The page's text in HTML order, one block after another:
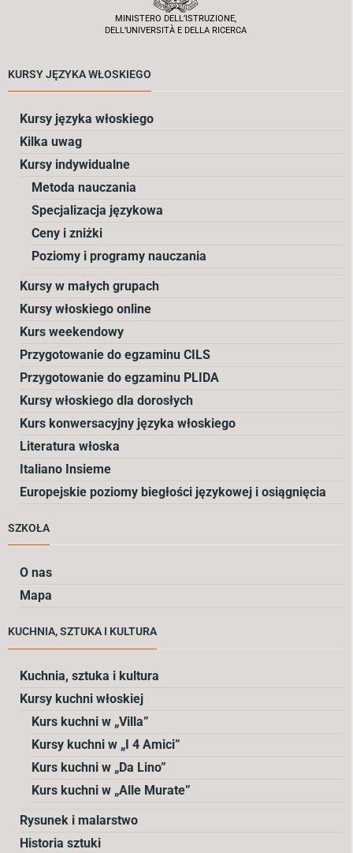
MINISTERO DELL’ISTRUZIONE,
DELL’UNIVERSITÀ E DELLA RICERCA
KURSY JĘZYKA WŁOSKIEGO
Kursy języka włoskiego
Kilka uwag
Kursy indywidualne
Metoda nauczania
Specjalizacja językowa
Ceny i zniżki
Poziomy i programy nauczania
Kursy w małych grupach
Kursy włoskiego online
Kurs weekendowy
Przygotowanie do egzaminu CILS
Przygotowanie do egzaminu PLIDA
Kursy włoskiego dla dorosłych
Kurs konwersacyjny języka włoskiego
Literatura włoska
Italiano Insieme
Europejskie poziomy biegłości językowej i osiągnięcia
SZKOŁA
O nas
Mapa
KUCHNIA, SZTUKA I KULTURA
Kuchnia, sztuka i kultura
Kursy kuchni włoskiej
Kurs kuchni w „Villa”
Kursy kuchni w „I 4 Amici”
Kurs kuchni w „Da Lino”
Kurs kuchni w „Alle Murate”
Rysunek i malarstwo
Historia sztuki